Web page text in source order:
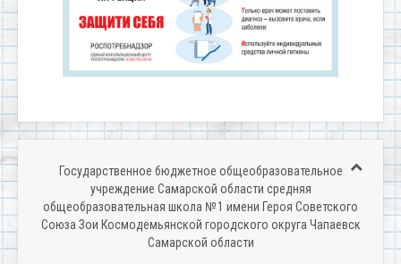
Государственное бюджетное общеобразовательное
учреждение Самарской области средняя
общеобразовательная школа № 1 имени Героя Советского
Союза Зои Космодемьянской городского округа Чапаевск
Самарской области